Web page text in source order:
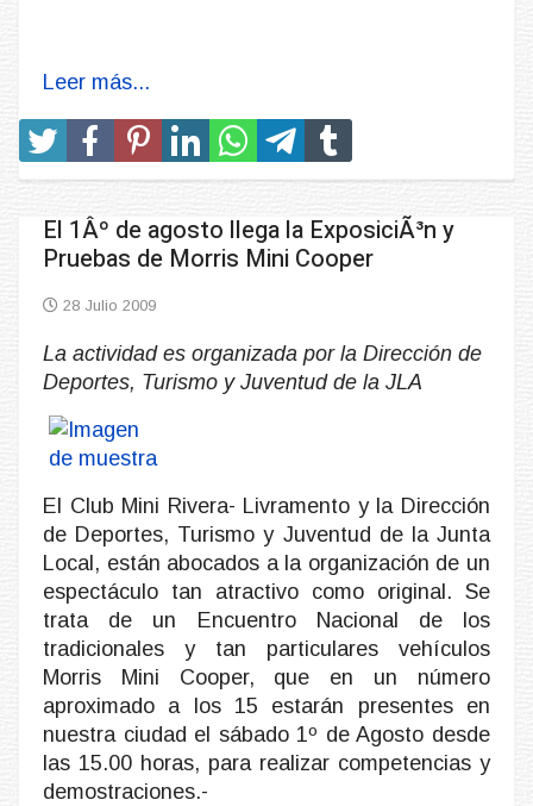
Leer más...
El 1Âº de agosto llega la ExposiciÃ³n y
Pruebas de Morris Mini Cooper
28 Julio 2009
La actividad es organizada por la Dirección de
Deportes, Turismo y Juventud de la JLA
El Club Mini Rivera- Livramento y la Dirección
de Deportes, Turismo y Juventud de la Junta
Local, están abocados a la organización de un
espectáculo tan atractivo como original. Se
trata de un Encuentro Nacional de los
tradicionales y tan particulares vehículos
Morris Mini Cooper, que en un número
aproximado a los 15 estarán presentes en
nuestra ciudad el sábado 1º de Agosto desde
las 15.00 horas, para realizar competencias y
demostraciones.-